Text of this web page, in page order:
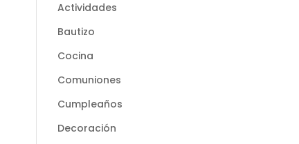
Actividades
Bautizo
Cocina
Comuniones
Cumpleaños
Decoración